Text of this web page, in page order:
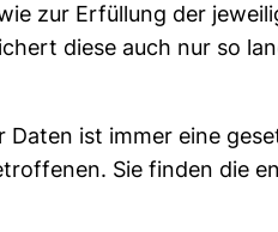
zur Erfüllung der
diese auch nur so
ist immer eine
Sie finden die